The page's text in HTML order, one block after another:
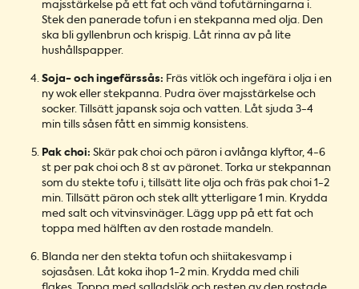
majsstärkelse på ett fat och vänd tofutärningarna i.
Stek den panerade tofun i en stekpanna med olja. Den
ska bli gyllenbrun och krispig. Låt rinna av på lite
hushållspapper.
Soja- och ingefärssås: Fräs vitlök och ingefära i olja i en
ny wok eller stekpanna. Pudra över majsstärkelse och
socker. Tillsätt japansk soja och vatten. Låt sjuda 3-4
min tills såsen fått en simmig konsistens.
Pak choi: Skär pak choi och päron i avlånga klyftor, 4-6
st per pak choi och 8 st av päronet. Torka ur stekpannan
som du stekte tofu i, tillsätt lite olja och fräs pak choi 1-2
min. Tillsätt päron och stek allt ytterligare 1 min. Krydda
med salt och vitvinsvinäger. Lägg upp på ett fat och
toppa med hälften av den rostade mandeln.
Blanda ner den stekta tofun och shiitakesvamp i
sojasåsen. Låt koka ihop 1-2 min. Krydda med chili